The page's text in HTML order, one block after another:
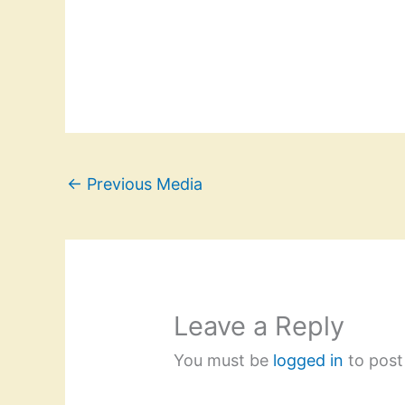
← Previous Media
Leave a Reply
You must be logged in to